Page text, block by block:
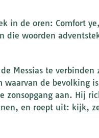
in de oren: Comfort
die woorden
Messias te verbinden
waarvan de bevolking is
zonsopgang aan. Hij
en roept uit: kijk,